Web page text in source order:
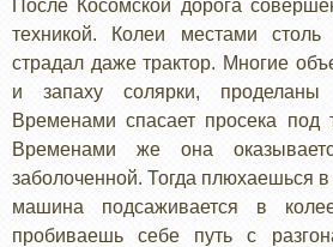
После Косомской дорога
техникой. Колеи местами
страдал даже трактор. Многие
и запаху солярки, проделаны
Временами спасает просека под
Временами же она
заболоченной. Тогда плюхаешься в
машина подсаживается в
пробиваешь себе путь с